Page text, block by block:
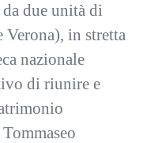
due unità di
Verona), in stretta
nazionale
di riunire e